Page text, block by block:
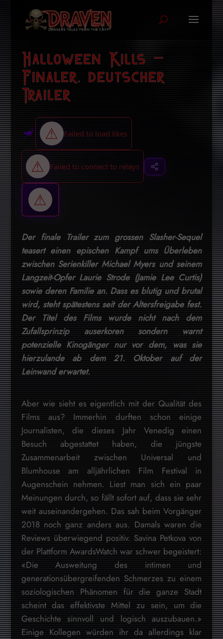
Halloween Kills –
Finaler, deutscher
Trailer
Der finale Trailer zum grossen Slasher-Sequel
teasert einen epischen Kampf ums Überleben
zwischen Serienkiller Michael Myers und seinem
Langzeit-Opfer Laurie Strode (Jamie Lee Curtis)
sowie deren Familie an. Dass es blutig und brutal
wird, steht spätestens seit der Altersfreigabe fest.
Der Titel des Films wurde nicht nach dem
Zufallsprinzip auserkoren sondern warnt
potenzielle Kinogänger nur vor dem, was sie
hierzulande ab dem 21. Oktober auf der
Leinwand erwartet.
Aber wie sieht es eigentlich mit der Qualität des
Films aus? Immerhin durften schon einige
Journalisten, die dieses Jahr Venedig einen
Besuch abgestattet haben, die jüngste
Zusammenarbeit zwischen Universal und
Blumhouse am alljährlichen Film Festival in
Augenschein nehmen. Liest man sich ein paar
Meinungen durch, so fällt sofort auf, dass sie sehr
weit auseinandergehen. Das sah beim Vorgänger
2018 noch ganz anders aus. Damals waren die
Reviews überwiegend positiv. Savina Petkova von
der Plattform AwardsWatch war schwer begeistert:
«Die Ausweitung des intimen und
generationsübergreifenden Schmerzes zu einem
soziologischen Phänomen für die ganze Stadt
scheint das effektivste Mittel zu sein, um die
Geschichte sinnvoll und logisch auszubauen.»
Einige Kollegen würden ihr da allerdings klar